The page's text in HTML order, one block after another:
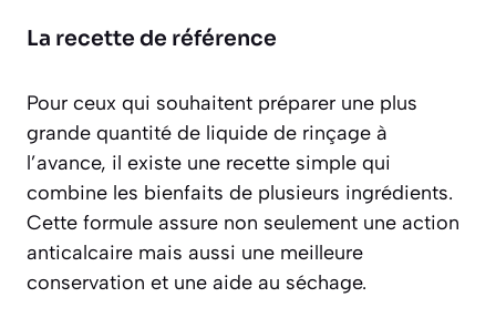
La recette de référence
Pour ceux qui souhaitent préparer une plus
grande quantité de liquide de rinçage à
l’avance, il existe une recette simple qui
combine les bienfaits de plusieurs ingrédients.
Cette formule assure non seulement une action
anticalcaire mais aussi une meilleure
conservation et une aide au séchage.